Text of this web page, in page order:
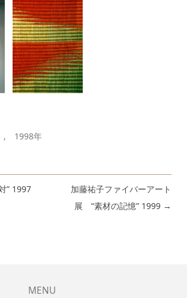
, 1998年
ーション
” 1997
加藤祐子ファイバーアート
展 “素材の記憶” 1999 →
MENU